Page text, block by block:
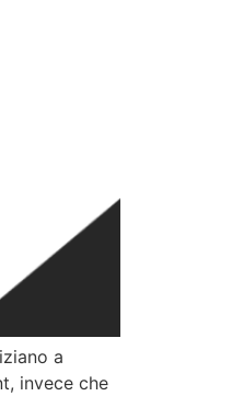
a
invece che